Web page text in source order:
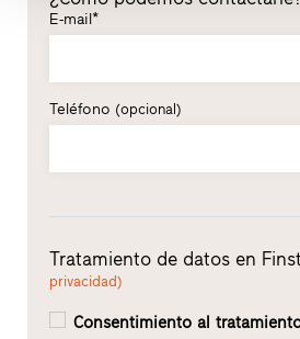
E-mail*
Teléfono (opcional)
Tratamiento de datos en
privacidad)
Consentimiento al